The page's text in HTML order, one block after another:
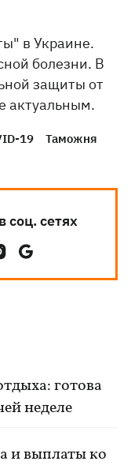
в Украине.
болезни. В
защиты от
актуальным.
19 Таможня
соц. сетях
готова
неделе
и выплаты ко